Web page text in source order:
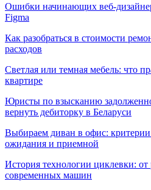
Ошибки начинающих веб-
Figma
Как разобраться в стоимости
расходов
Светлая или темная мебель: что
квартире
Юристы по взысканию
вернуть дебиторку в Беларуси
Выбираем диван в офис:
ожидания и приемной
История технологии циклевки:
современных машин